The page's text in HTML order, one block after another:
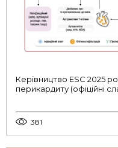
Керівництво ESC 2025
перикардиту (офіційні
381